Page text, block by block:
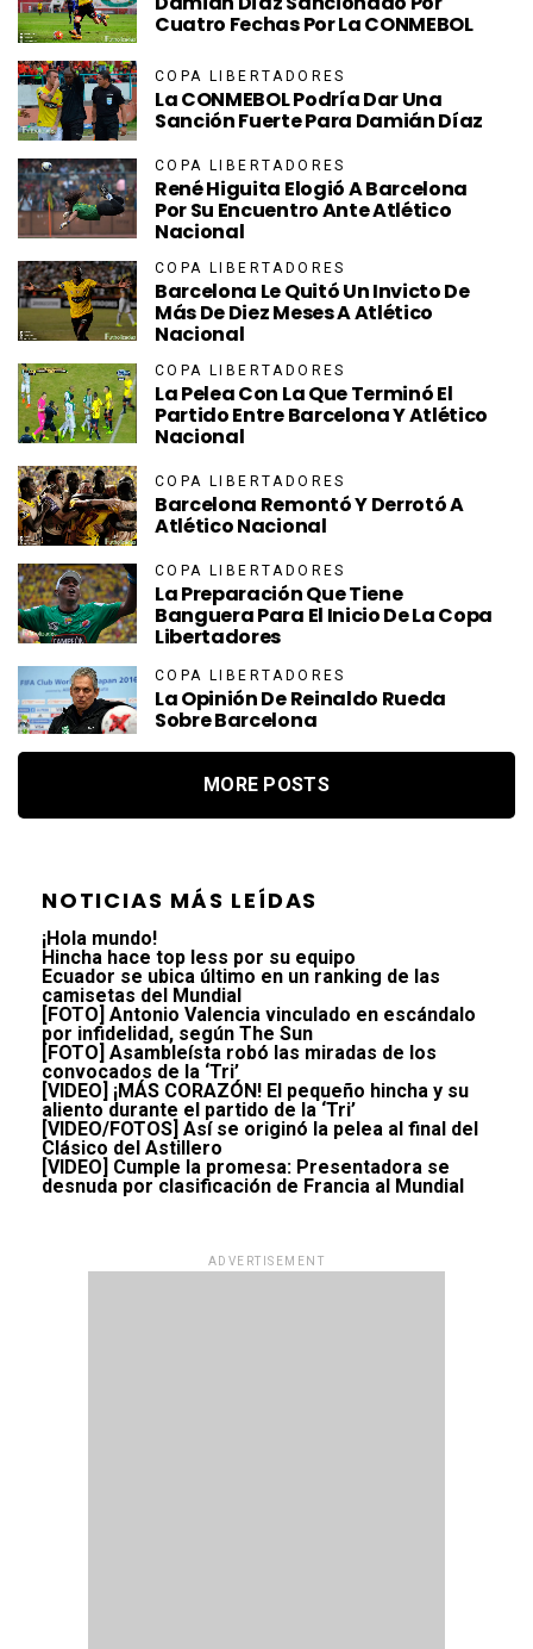
Cuatro Fechas Por La CONMEBOL
COPA LIBERTADORES
La CONMEBOL Podría Dar Una
Sanción Fuerte Para Damián Díaz
COPA LIBERTADORES
René Higuita Elogió A Barcelona
Por Su Encuentro Ante Atlético
Nacional
COPA LIBERTADORES
Barcelona Le Quitó Un Invicto De
Más De Diez Meses A Atlético
Nacional
COPA LIBERTADORES
La Pelea Con La Que Terminó El
Partido Entre Barcelona Y Atlético
Nacional
COPA LIBERTADORES
Barcelona Remontó Y Derrotó A
Atlético Nacional
COPA LIBERTADORES
La Preparación Que Tiene
Banguera Para El Inicio De La Copa
Libertadores
COPA LIBERTADORES
La Opinión De Reinaldo Rueda
Sobre Barcelona
MORE POSTS
NOTICIAS MÁS LEÍDAS
¡Hola mundo!
Hincha hace top less por su equipo
Ecuador se ubica último en un ranking de las
camisetas del Mundial
[FOTO] Antonio Valencia vinculado en escándalo
por infidelidad, según The Sun
[FOTO] Asambleísta robó las miradas de los
convocados de la ‘Tri’
[VIDEO] ¡MÁS CORAZÓN! El pequeño hincha y su
aliento durante el partido de la ‘Tri’
[VIDEO/FOTOS] Así se originó la pelea al final del
Clásico del Astillero
[VIDEO] Cumple la promesa: Presentadora se
desnuda por clasificación de Francia al Mundial
ADVERTISEMENT